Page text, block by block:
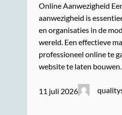
Online Aanwezigheid
aanwezigheid is
en organisaties in de
wereld. Een effectieve
professioneel online te
website te laten bouwen.
11 juli 2026